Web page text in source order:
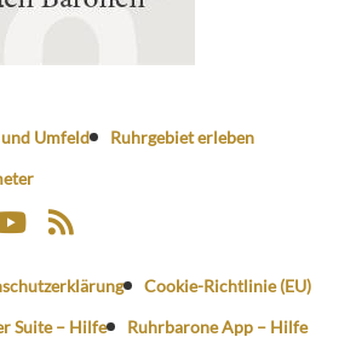
Umfeld
Ruhrgebiet erleben
Cookie-Richtlinie (EU)
Suite – Hilfe
Ruhrbarone App – Hilfe